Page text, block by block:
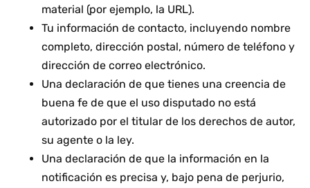
material (por ejemplo, la URL).
Tu información de contacto, incluyendo nombre
completo, dirección postal, número de teléfono y
dirección de correo electrónico.
Una declaración de que tienes una creencia de
buena fe de que el uso disputado no está
autorizado por el titular de los derechos de autor,
su agente o la ley.
Una declaración de que la información en la
notificación es precisa y, bajo pena de perjurio,